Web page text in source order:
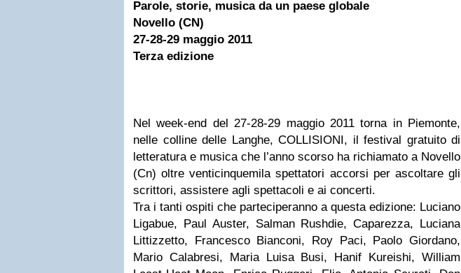
Parole, storie, musica da un paese globale
Novello (CN)
27-28-29 maggio 2011
Terza edizione
Nel week-end del 27-28-29 maggio 2011 torna in Piemonte,
nelle colline delle Langhe, COLLISIONI, il festival gratuito di
letteratura e musica che l’anno scorso ha richiamato a Novello
(Cn) oltre venticinquemila spettatori accorsi per ascoltare gli
scrittori, assistere agli spettacoli e ai concerti.
Tra i tanti ospiti che parteciperanno a questa edizione: Luciano
Ligabue, Paul Auster, Salman Rushdie, Caparezza, Luciana
Littizzetto, Francesco Bianconi, Roy Paci, Paolo Giordano,
Mario Calabresi, Maria Luisa Busi, Hanif Kureishi, William